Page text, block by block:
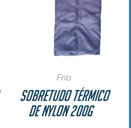
Frio
Sobretudo Térmico
de Nylon 200g